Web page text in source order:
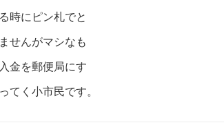
時にピン札でと
せんがマシなも
金を郵便局にす
てく小市民です。